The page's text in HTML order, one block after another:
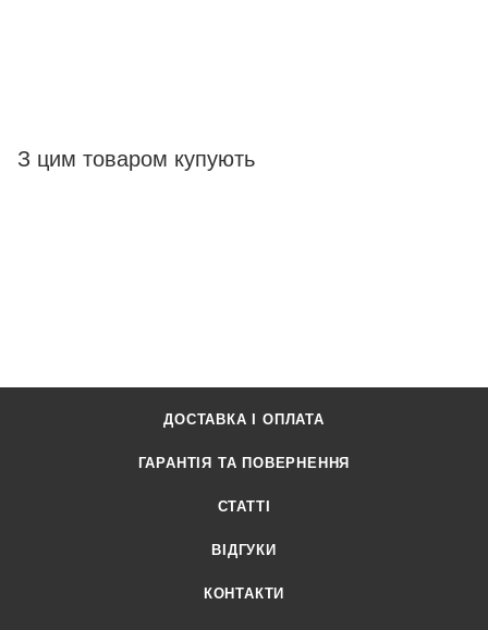
З цим товаром купують
ДОСТАВКА І ОПЛАТА
ГАРАНТІЯ ТА ПОВЕРНЕННЯ
СТАТТІ
ВІДГУКИ
КОНТАКТИ